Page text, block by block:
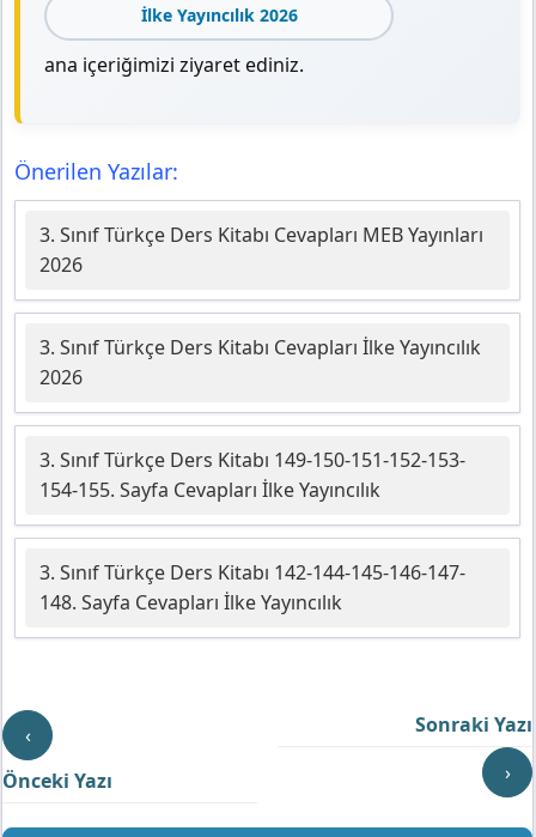
İlke Yayıncılık 2026
ana içeriğimizi ziyaret ediniz.
Önerilen Yazılar:
3. Sınıf Türkçe Ders Kitabı Cevapları MEB Yayınları
2026
3. Sınıf Türkçe Ders Kitabı Cevapları İlke Yayıncılık
2026
3. Sınıf Türkçe Ders Kitabı 149-150-151-152-153-
154-155. Sayfa Cevapları İlke Yayıncılık
3. Sınıf Türkçe Ders Kitabı 142-144-145-146-147-
148. Sayfa Cevapları İlke Yayıncılık
‹
Önceki Yazı
Sonraki Yazı
›